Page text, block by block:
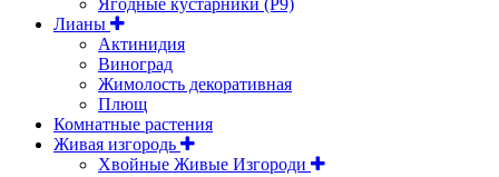
Лианы
Актинидия
Виноград
Жимолость декоративная
Плющ
Комнатные растения
Живая изгородь
Хвойные Живые Изгороди